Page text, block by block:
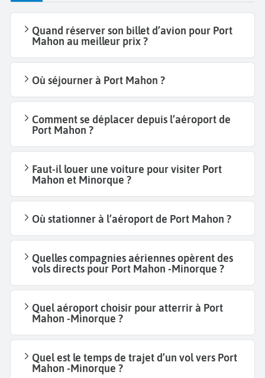
Quand réserver son billet d’avion pour Port
Mahon au meilleur prix ?
Où séjourner à Port Mahon ?
Comment se déplacer depuis l’aéroport de
Port Mahon ?
Faut-il louer une voiture pour visiter Port
Mahon et Minorque ?
Où stationner à l’aéroport de Port Mahon ?
Quelles compagnies aériennes opèrent des
vols directs pour Port Mahon -Minorque ?
Quel aéroport choisir pour atterrir à Port
Mahon -Minorque ?
Quel est le temps de trajet d’un vol vers Port
Mahon -Minorque ?